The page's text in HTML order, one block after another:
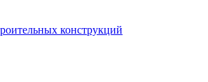
конструкций